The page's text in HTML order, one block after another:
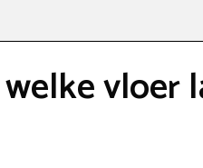
vloer